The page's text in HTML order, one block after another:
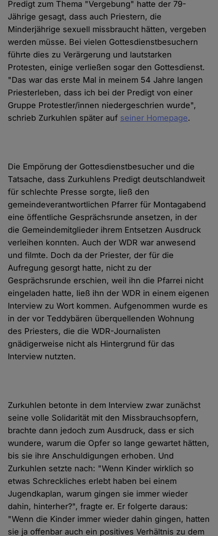
Predigt zum Thema "Vergebung" hatte der 79-
Jährige gesagt, dass auch Priestern, die
Minderjährige sexuell missbraucht hätten, vergeben
werden müsse. Bei vielen Gottesdienstbesuchern
führte dies zu Verärgerung und lautstarken
Protesten, einige verließen sogar den Gottesdienst.
"Das war das erste Mal in meinem 54 Jahre langen
Priesterleben, dass ich bei der Predigt von einer
Gruppe Protestler/innen niedergeschrien wurde",
schrieb Zurkuhlen später auf seiner Homepage.
Die Empörung der Gottesdienstbesucher und die
Tatsache, dass Zurkuhlens Predigt deutschlandweit
für schlechte Presse sorgte, ließ den
gemeindeverantwortlichen Pfarrer für Montagabend
eine öffentliche Gesprächsrunde ansetzen, in der
die Gemeindemitglieder ihrem Entsetzen Ausdruck
verleihen konnten. Auch der WDR war anwesend
und filmte. Doch da der Priester, der für die
Aufregung gesorgt hatte, nicht zu der
Gesprächsrunde erschien, weil ihn die Pfarrei nicht
eingeladen hatte, ließ ihn der WDR in einem eigenen
Interview zu Wort kommen. Aufgenommen wurde es
in der vor Teddybären überquellenden Wohnung
des Priesters, die die WDR-Journalisten
gnädigerweise nicht als Hintergrund für das
Interview nutzten.
Zurkuhlen betonte in dem Interview zwar zunächst
seine volle Solidarität mit den Missbrauchsopfern,
brachte dann jedoch zum Ausdruck, dass er sich
wundere, warum die Opfer so lange gewartet hätten,
bis sie ihre Anschuldigungen erhoben. Und
Zurkuhlen setzte nach: "Wenn Kinder wirklich so
etwas Schreckliches erlebt haben bei einem
Jugendkaplan, warum gingen sie immer wieder
dahin, hinterher?", fragte er. Er folgerte daraus:
"Wenn die Kinder immer wieder dahin gingen, hatten
sie ja offenbar auch ein positives Verhältnis zu dem